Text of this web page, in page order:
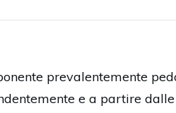
prevalentemente
e a partire